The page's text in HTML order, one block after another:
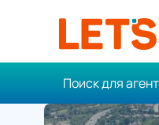
Поиск для